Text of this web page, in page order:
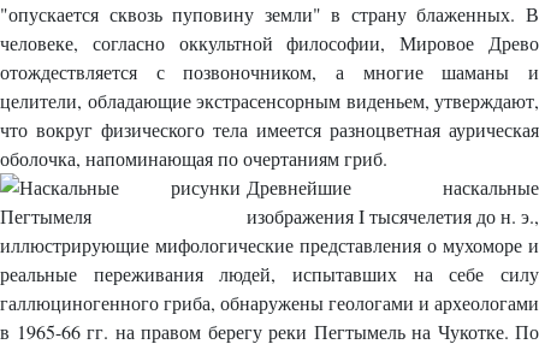
"опускается сквозь пуповину земли" в страну блаженных. В
человеке, согласно оккультной философии, Мировое Древо
отождествляется с позвоночником, а многие шаманы и
целители, обладающие экстрасенсорным виденьем, утверждают,
что вокруг физического тела имеется разноцветная аурическая
оболочка, напоминающая по очертаниям гриб.
Древнейшие наскальные
изображения I тысячелетия до н. э.,
иллюстрирующие мифологические представления о мухоморе и
реальные переживания людей, испытавших на себе силу
галлюциногенного гриба, обнаружены геологами и археологами
в 1965-66 гг. на правом берегу реки Пегтымель на Чукотке. По